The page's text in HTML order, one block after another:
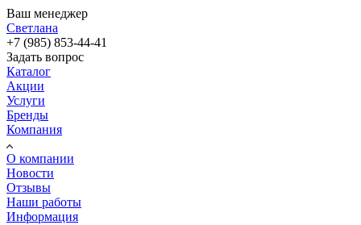
Ваш менеджер
Светлана
+7 (985) 853-44-41
Задать вопрос
Каталог
Акции
Услуги
Бренды
Компания
О компании
Новости
Отзывы
Наши работы
Информация